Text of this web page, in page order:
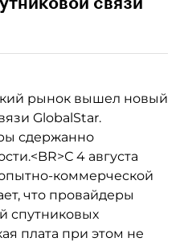
рынок вышел новый
GlobalStar.
сдержанно
4 августа
коммерческой
что провайдеры
спутниковых
плата при этом не